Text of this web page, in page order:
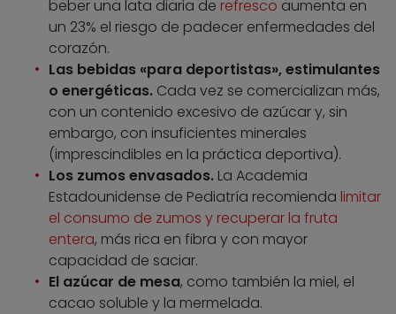
beber una lata diaria de refresco aumenta en
un 23% el riesgo de padecer enfermedades del
corazón.
Las bebidas «para deportistas», estimulantes
o energéticas. Cada vez se comercializan más,
con un contenido excesivo de azúcar y, sin
embargo, con insuficientes minerales
(imprescindibles en la práctica deportiva).
Los zumos envasados. La Academia
Estadounidense de Pediatría recomienda limitar
el consumo de zumos y recuperar la fruta
entera, más rica en fibra y con mayor
capacidad de saciar.
El azúcar de mesa, como también la miel, el
cacao soluble y la mermelada.